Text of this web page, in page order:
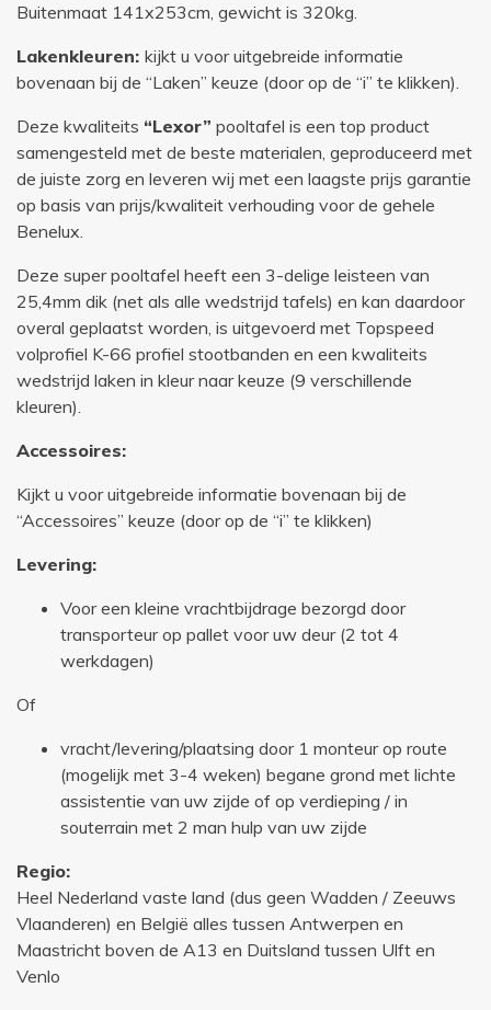
Buitenmaat 141x253cm, gewicht is 320kg.
Lakenkleuren: kijkt u voor uitgebreide informatie
bovenaan bij de “Laken” keuze (door op de “i” te klikken).
Deze kwaliteits “Lexor” pooltafel is een top product
samengesteld met de beste materialen, geproduceerd met
de juiste zorg en leveren wij met een laagste prijs garantie
op basis van prijs/kwaliteit verhouding voor de gehele
Benelux.
Deze super pooltafel heeft een 3-delige leisteen van
25,4mm dik (net als alle wedstrijd tafels) en kan daardoor
overal geplaatst worden, is uitgevoerd met Topspeed
volprofiel K-66 profiel stootbanden en een kwaliteits
wedstrijd laken in kleur naar keuze (9 verschillende
kleuren).
Accessoires:
Kijkt u voor uitgebreide informatie bovenaan bij de
“Accessoires” keuze (door op de “i” te klikken)
Levering:
Voor een kleine vrachtbijdrage bezorgd door
transporteur op pallet voor uw deur (2 tot 4
werkdagen)
Of
vracht/levering/plaatsing door 1 monteur op route
(mogelijk met 3-4 weken) begane grond met lichte
assistentie van uw zijde of op verdieping / in
souterrain met 2 man hulp van uw zijde
Regio:
Heel Nederland vaste land (dus geen Wadden / Zeeuws
Vlaanderen) en België alles tussen Antwerpen en
Maastricht boven de A13 en Duitsland tussen Ulft en
Venlo